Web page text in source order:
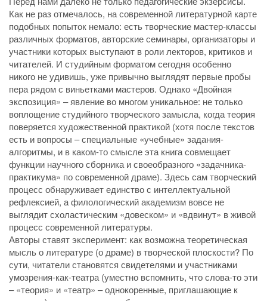
Как не раз отмечалось, на современной литературной карте
подобных попыток немало: есть творческие мастер-классы
различных форматов, авторские семинары, организаторы и
участники которых выступают в роли лекторов, критиков и
читателей. И студийным форматом сегодня особенно
никого не удивишь, уже привычно выглядят первые пробы
пера рядом с виньетками мастеров. Однако «Двойная
экспозиция» – явление во многом уникальное: не только
воплощение студийного творческого замысла, когда теория
поверяется художественной практикой (хотя после текстов
есть и вопросы – специальные «учебные» задания-
алгоритмы, и в каком-то смысле эта книга совмещает
функции научного сборника и своеобразного «задачника-
практикума» по современной драме). Здесь сам творческий
процесс обнаруживает единство с интеллектуальной
рефлексией, а филологический академизм вовсе не
выглядит схоластическим «довеском» и «вдвинут» в живой
процесс современной литературы.
Авторы ставят эксперимент: как возможна теоретическая
мысль о литературе (о драме) в творческой плоскости? По
сути, читатели становятся свидетелями и участниками
умозрения-как-театра (уместно вспомнить, что слова-то эти
– «теория» и «театр» – однокоренные, приглашающие к